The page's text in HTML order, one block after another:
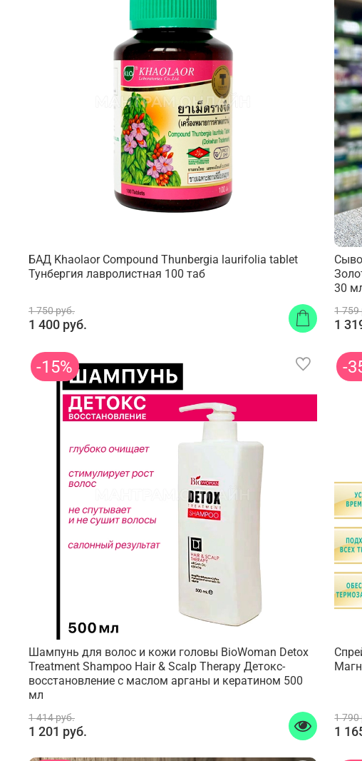
БАД Khaolaor Compound Thunbergia laurifolia tablet
Тунбергия лавролистная 100 таб
1 750 руб.
1 400 руб.
30
1 759
1
-15%
Шампунь для волос и кожи головы BioWoman Detox
Treatment Shampoo Hair & Scalp Therapy Детокс-
восстановление с маслом арганы и кератином 500
мл
1 414 руб.
1 201 руб.
-
1 790
1